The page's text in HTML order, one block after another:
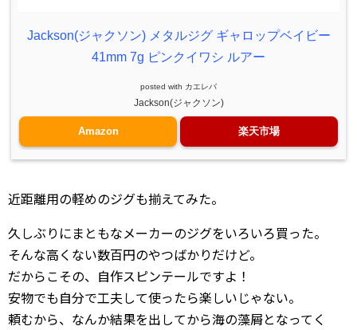
Jackson(ジャクソン) メタルジグ ギャロップベイビー
41mm 7g ピンクイワシ ルアー
posted with カエレバ
Jackson(ジャクソン)
Amazon 楽天市場
近距離用の軽めのジグも揃えてみた。
久しぶりにまともなメーカーのジグをいろいろ買った。
そんな高くない数百円のやつばかりだけど。
だからこその、自作スピンテールですよ！
安物でも自分で工夫して使ったら楽しいじゃない。
頼むから、なんか結果を出してから海の藻屑となってく